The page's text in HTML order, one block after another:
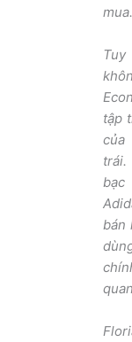
mua.
tập
của
bán